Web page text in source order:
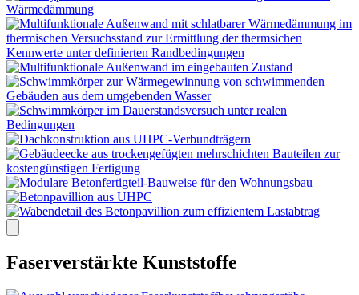
Faserverstärkte Kunststoffe